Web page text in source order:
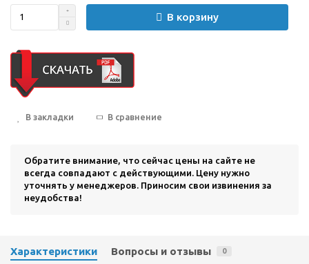
В корзину
В закладки В сравнение
Обратите внимание, что сейчас цены на сайте не
всегда совпадают с действующими. Цену нужно
уточнять у менеджеров. Приносим свои извинения за
неудобства!
Характеристики Вопросы и отзывы 0